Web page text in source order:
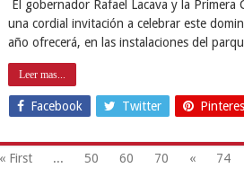
El gobernador Rafael Lacava y la
una cordial invitación a celebrar este
año ofrecerá, en las instalaciones del
Leer mas...
Facebook Twitter
« First ... 50 60 70 « 74